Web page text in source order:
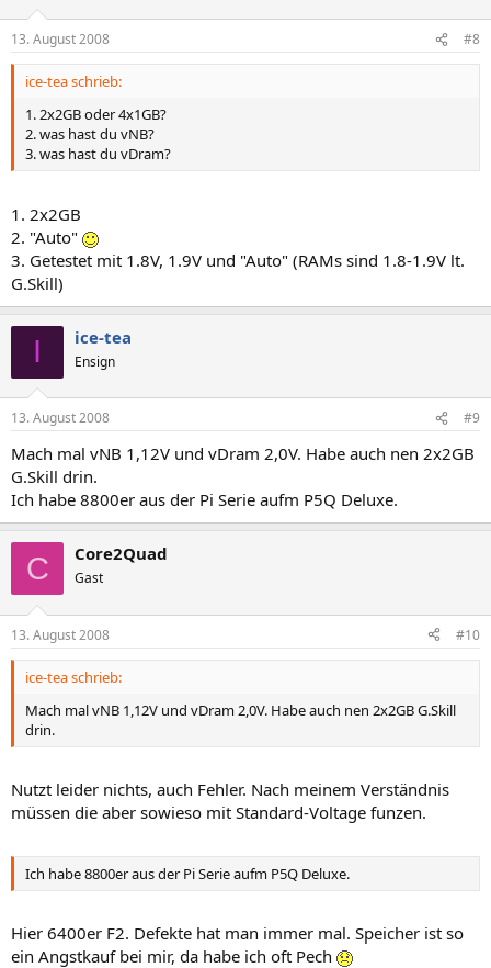
13. August 2008 #8
ice-tea schrieb:
1. 2x2GB oder 4x1GB?
2. was hast du vNB?
3. was hast du vDram?
1. 2x2GB
2. "Auto"
3. Getestet mit 1.8V, 1.9V und "Auto" (RAMs sind 1.8-1.9V lt.
G.Skill)
I ice-tea
Ensign
13. August 2008 #9
Mach mal vNB 1,12V und vDram 2,0V. Habe auch nen 2x2GB
G.Skill drin.
Ich habe 8800er aus der Pi Serie aufm P5Q Deluxe.
C Core2Quad
Gast
13. August 2008 #10
ice-tea schrieb:
Mach mal vNB 1,12V und vDram 2,0V. Habe auch nen 2x2GB G.Skill
drin.
Nutzt leider nichts, auch Fehler. Nach meinem Verständnis
müssen die aber sowieso mit Standard-Voltage funzen.
Ich habe 8800er aus der Pi Serie aufm P5Q Deluxe.
Hier 6400er F2. Defekte hat man immer mal. Speicher ist so
ein Angstkauf bei mir, da habe ich oft Pech